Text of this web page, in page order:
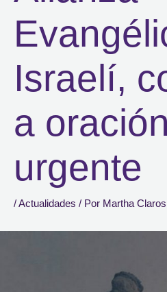
Israelí,
a oración
urgente
/Actualidades / Por Martha Claros